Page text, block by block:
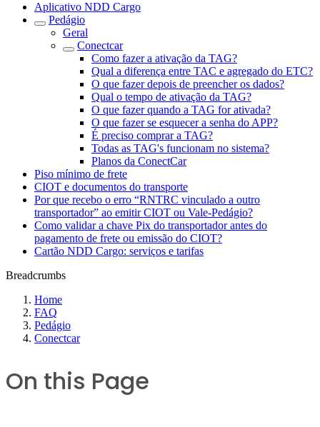
Aplicativo NDD Cargo
Pedágio
Geral
Conectcar
Como fazer a ativação da TAG?
Qual a diferença entre TAC e agregado do ETC?
O que fazer depois de preencher os dados?
Qual o tempo de ativação da TAG?
O que fazer quando a TAG for ativada?
O que fazer se esquecer a senha do APP?
É preciso comprar a TAG?
Todas as TAG's funcionam no sistema?
Planos da ConectCar
Piso mínimo de frete
CIOT e documentos do transporte
Por que recebo o erro “RNTRC vinculado a outro
transportador” ao emitir CIOT ou Vale-Pedágio?
Como validar a chave Pix do transportador antes do
pagamento de frete ou emissão do CIOT?
Cartão NDD Cargo: serviços e tarifas
Breadcrumbs
Home
FAQ
Pedágio
Conectcar
On this Page